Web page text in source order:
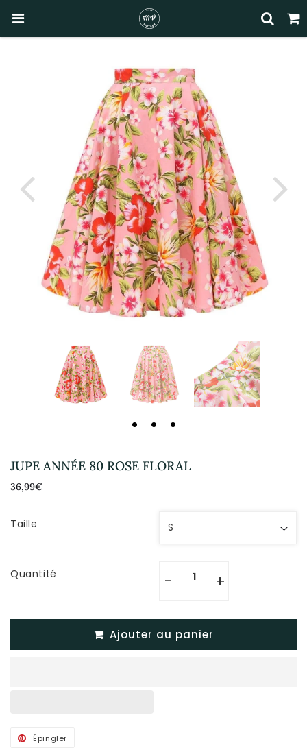
JUPE ANNÉE 80 ROSE FLORAL
36,99€
Unit
price
Taille
Quantité - +
Ajouter au panier
Épingler